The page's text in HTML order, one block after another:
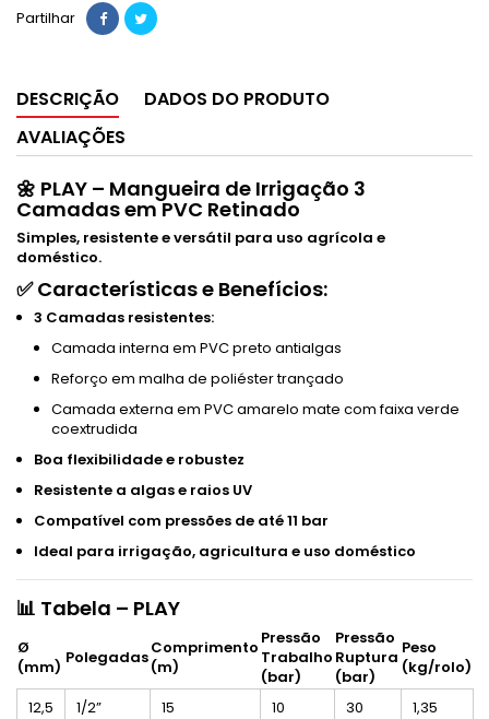
Partilhar
DESCRIÇÃO
DADOS DO PRODUTO
AVALIAÇÕES
🌼 PLAY – Mangueira de Irrigação 3
Camadas em PVC Retinado
Simples, resistente e versátil para uso agrícola e
doméstico.
✅Características e Benefícios:
3 Camadas resistentes:
Camada interna em PVC preto antialgas
Reforço em malha de poliéster trançado
Camada externa em PVC amarelo mate com faixa verde
coextrudida
Boa flexibilidade e robustez
Resistente a algas e raios UV
Compatível com pressões de até 11 bar
Ideal para irrigação, agricultura e uso doméstico
📊 Tabela – PLAY
Ø
(mm) PolegadasComprimento
(m)
Pressão
Trabalho
(bar)
Pressão
Ruptura
(bar)
Peso
(kg/rolo)
12,5
1/2” 15 10 30
1,35